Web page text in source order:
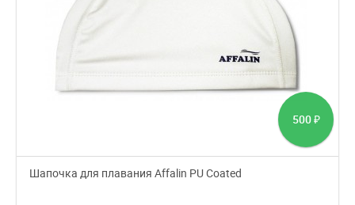
500 ₽
Шапочка для плавания Affalin PU Coated